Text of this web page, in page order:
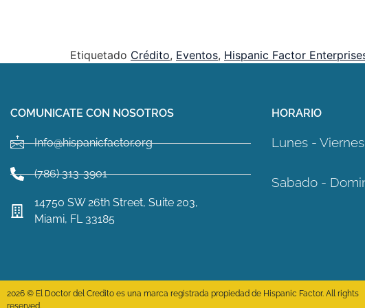
Etiquetado Crédito, Eventos, Hispanic Factor
COMUNICATE CON NOSOTROS
Info@hispanicfactor.org
(786) 313-3901
14750 SW 26th Street, Suite 203,
Miami, FL 33185
HORARIO
Lunes - Viernes:
Sabado -
2026 © El Doctor del Credito es una marca registrada propiedad de Hispanic Factor. All rights
reserved.